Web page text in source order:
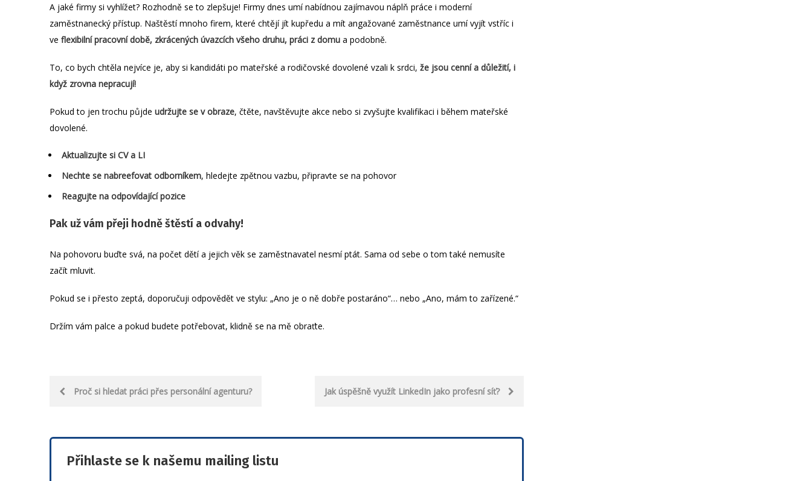
A jaké firmy si vyhlížet? Rozhodně se to zlepšuje! Firmy dnes umí nabídnou zajímavou náplň práce i moderní
zaměstnanecký přístup. Naštěstí mnoho firem, které chtějí jít kupředu a mít angažované zaměstnance umí vyjít vstříc i
ve flexibilní pracovní době, zkrácených úvazcích všeho druhu, práci z domu a podobně.
To, co bych chtěla nejvíce je, aby si kandidáti po mateřské a rodičovské dovolené vzali k srdci, že jsou cenní a důležití, i
když zrovna nepracují!
Pokud to jen trochu půjde udržujte se v obraze, čtěte, navštěvujte akce nebo si zvyšujte kvalifikaci i během mateřské
dovolené.
Aktualizujte si CV a LI
Nechte se nabreefovat odborníkem, hledejte zpětnou vazbu, připravte se na pohovor
Reagujte na odpovídající pozice
Pak už vám přeji hodně štěstí a odvahy!
Na pohovoru buďte svá, na počet dětí a jejich věk se zaměstnavatel nesmí ptát. Sama od sebe o tom také nemusíte
začít mluvit.
Pokud se i přesto zeptá, doporučuji odpovědět ve stylu: „Ano je o ně dobře postaráno“… nebo „Ano, mám to zařízené.“
Držím vám palce a pokud budete potřebovat, klidně se na mě obraťte.
PostProč si hledat práci přes personální agenturu? Jak úspěšně využít LinkedIn jako profesní síť?
Přihlaste se k našemu mailing listu